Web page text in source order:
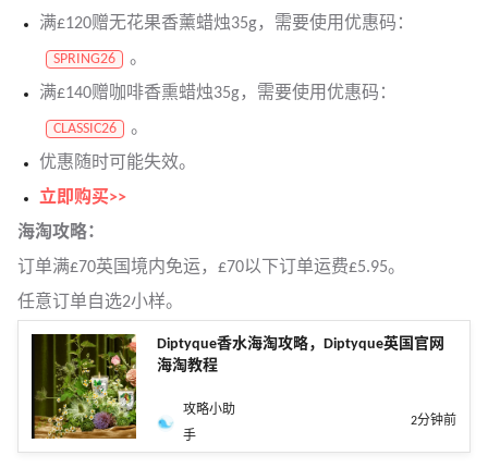
满£120赠无花果香薰蜡烛35g，需要使用优惠码：
SPRING26
。
满£140赠咖啡香熏蜡烛35g，需要使用优惠码：
CLASSIC26
。
优惠随时可能失效。
立即购买>>
海淘攻略：
订单满£70英国境内免运，£70以下订单运费£5.95。
任意订单自选2小样。
Diptyque香水海淘攻略，Diptyque英国官网
海淘教程
攻略小助
手
2分钟前